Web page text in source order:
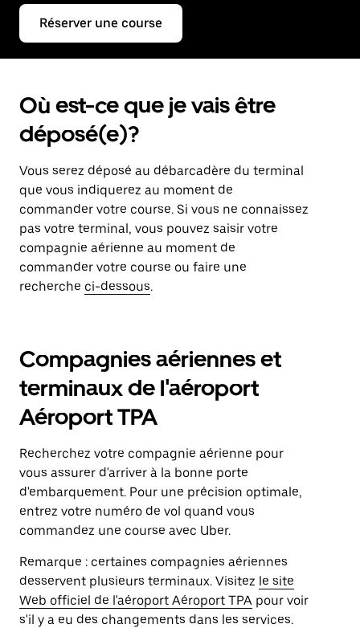
Réserver une course
Où est-ce que je vais être
déposé(e)?
Vous serez déposé au débarcadère du terminal
que vous indiquerez au moment de
commander votre course. Si vous ne connaissez
pas votre terminal, vous pouvez saisir votre
compagnie aérienne au moment de
commander votre course ou faire une
recherche ci-dessous.
Compagnies aériennes et
terminaux de l'aéroport
Aéroport TPA
Recherchez votre compagnie aérienne pour
vous assurer d'arriver à la bonne porte
d'embarquement. Pour une précision optimale,
entrez votre numéro de vol quand vous
commandez une course avec Uber.
Remarque : certaines compagnies aériennes
desservent plusieurs terminaux. Visitez le site
Web officiel de l'aéroport Aéroport TPA pour voir
s'il y a eu des changements dans les services.